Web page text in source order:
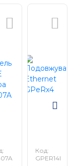
Код:
GPER14I